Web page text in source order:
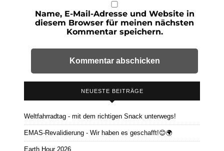
Name, E-Mail-Adresse und Website in
diesem Browser für meinen nächsten
Kommentar speichern.
NEUESTE BEITRÄGE
Weltfahrradtag - mit dem richtigen Snack unterwegs!
EMAS-Revalidierung - Wir haben es geschafft!😊🌍
Earth Hour 2026